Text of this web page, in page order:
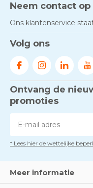
Neem contact op
Ons klantenservice
Volg ons
Ontvang de
promoties
* Lees hier de wettelijke
Meer informatie